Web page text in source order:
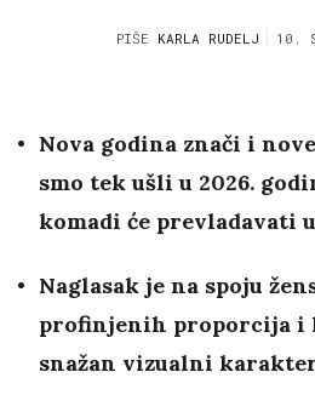
PIŠE KARLA RUDELJ 10.
Nova godina znači i
smo tek ušli u 2026.
komadi će prevladavati
Naglasak je na spoju
profinjenih proporcija i
snažan vizualni